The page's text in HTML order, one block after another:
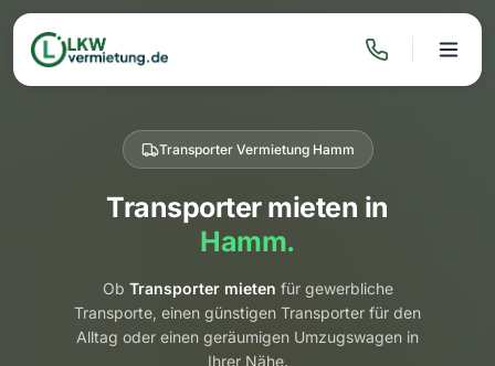
Transporter Vermietung Hamm
Transporter mieten in
Hamm.
Ob Transporter mieten für gewerbliche
Transporte, einen günstigen Transporter für den
Alltag oder einen geräumigen Umzugswagen in
Ihrer Nähe.